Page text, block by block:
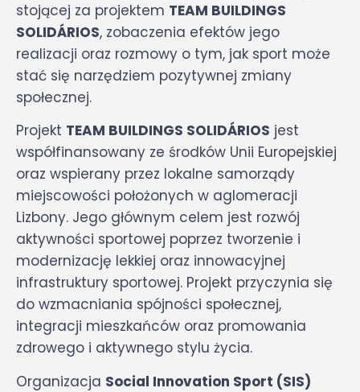
stojącej za projektem TEAM BUILDINGS
SOLIDÁRIOS, zobaczenia efektów jego
realizacji oraz rozmowy o tym, jak sport może
stać się narzędziem pozytywnej zmiany
społecznej.
Projekt TEAM BUILDINGS SOLIDÁRIOS jest
współfinansowany ze środków Unii Europejskiej
oraz wspierany przez lokalne samorządy
miejscowości położonych w aglomeracji
Lizbony. Jego głównym celem jest rozwój
aktywności sportowej poprzez tworzenie i
modernizację lekkiej oraz innowacyjnej
infrastruktury sportowej. Projekt przyczynia się
do wzmacniania spójności społecznej,
integracji mieszkańców oraz promowania
zdrowego i aktywnego stylu życia.
Organizacja Social Innovation Sport (SIS)